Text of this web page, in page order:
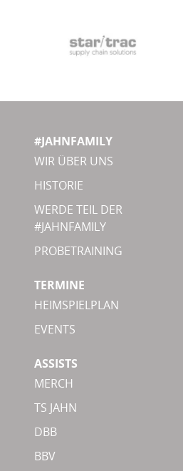
#JAHNFAMILY
WIR ÜBER UNS
HISTORIE
WERDE TEIL DER
#JAHNFAMILY
PROBETRAINING
TERMINE
HEIMSPIELPLAN
EVENTS
ASSISTS
MERCH
TS JAHN
DBB
BBV